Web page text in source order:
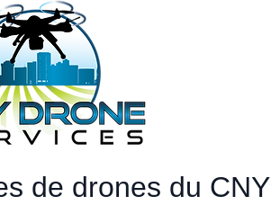
de drones du CNY